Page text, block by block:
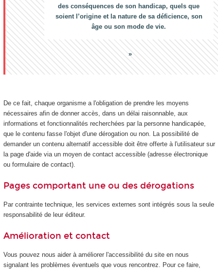
des conséquences de son handicap, quels que
soient l’origine et la nature de sa déficience, son
âge ou son mode de vie.
De ce fait, chaque organisme a l'obligation de prendre les moyens
nécessaires afin de donner accès, dans un délai raisonnable, aux
informations et fonctionnalités recherchées par la personne handicapée,
que le contenu fasse l'objet d'une dérogation ou non. La possibilité de
demander un contenu alternatif accessible doit être offerte à l'utilisateur sur
la page d'aide via un moyen de contact accessible (adresse électronique
ou formulaire de contact).
Pages comportant une ou des dérogations
Par contrainte technique, les services externes sont intégrés sous la seule
responsabilité de leur éditeur.
Amélioration et contact
Vous pouvez nous aider à améliorer l'accessibilité du site en nous
signalant les problèmes éventuels que vous rencontrez. Pour ce faire,